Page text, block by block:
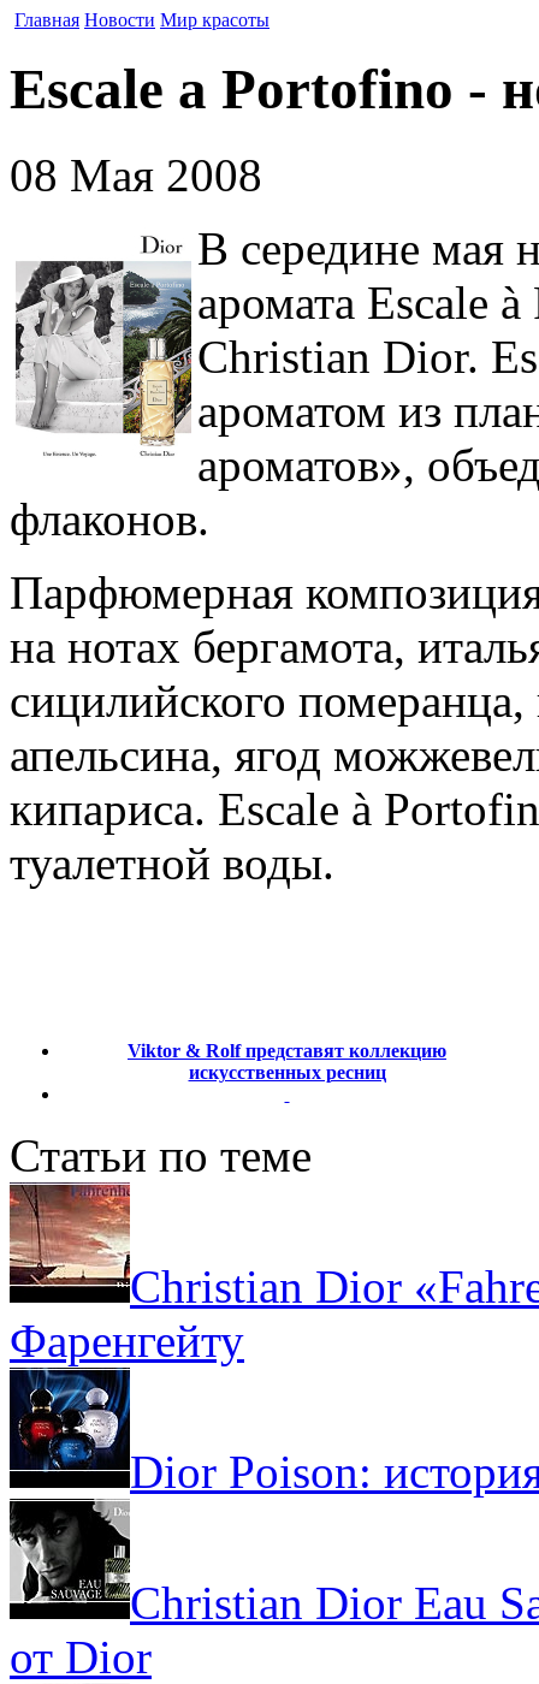
Главная Новости Мир красоты
Escale a Portofino -
08 Мая 2008
В середине мая
аромата Escale
Christian Dior.
ароматом из
ароматов»,
флаконов.
Парфюмерная
на нотах бергамота,
сицилийского
апельсина, ягод
кипариса. Escale à
туалетной воды.
Viktor & Rolf представят коллекцию
искусственных ресниц
Статьи по теме
Christian Dior
Фаренгейту
Dior Poison:
Christian Dior Eau
от Dior